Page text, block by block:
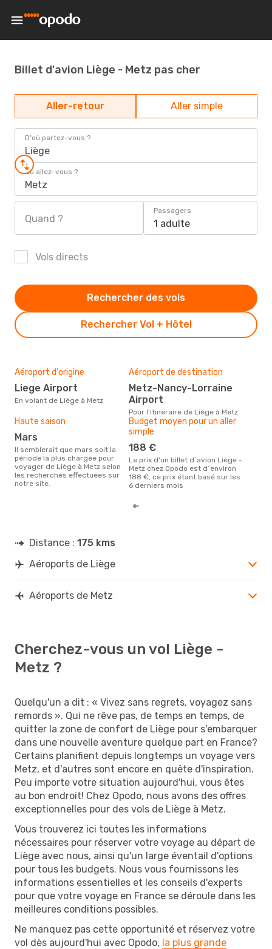
Billet d'avion Liège - Metz pas cher
Aller-retour Aller simple
D'où partez-vous ?
Liège
Où allez-vous ?
Metz
Quand ?
Passagers
1 adulte
Vols directs
Rechercher Vol + Hôtel
Rechercher des vols
Aéroport d'origine
Liege Airport
En volant de Liège à Metz
Aéroport de destination
Metz-Nancy-Lorraine
Airport
Pour l'itinéraire de Liège à Metz
Haute saison
mars
Il semblerait que mars soit la
période la plus chargée pour
voyager de Liège à Metz selon
les recherches effectuées sur
notre site.
Budget moyen pour un aller
simple
188 €
Le prix d'un billet d´avion Liège -
Metz chez Opodo est d´environ
188 €, ce prix étant basé sur les
6 derniers mois
Distance : 175 kms
Aéroports de Liège
Aéroports de Metz
Cherchez-vous un vol Liège -
Metz ?
Quelqu'un a dit : « Vivez sans regrets, voyagez sans
remords ». Qui ne rêve pas, de temps en temps, de
quitter la zone de confort de Liège pour s'embarquer
dans une nouvelle aventure quelque part en France?
Certains planifient depuis longtemps un voyage vers
Metz, et d'autres sont encore en quête d'inspiration.
Peu importe votre situation aujourd'hui, vous êtes
au bon endroit! Chez Opodo, nous avons des offres
exceptionnelles pour des vols de Liège à Metz.
Vous trouverez ici toutes les informations
nécessaires pour réserver votre voyage au départ de
Liège avec nous, ainsi qu'un large éventail d'options
pour tous les budgets. Nous vous fournissons les
informations essentielles et les conseils d'experts
pour que votre voyage en France se déroule dans les
meilleures conditions possibles.
Ne manquez pas cette opportunité et réservez votre
vol dès aujourd'hui avec Opodo, la plus grande